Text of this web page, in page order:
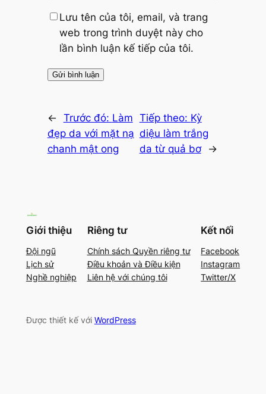
Lưu tên của tôi, email, và trang
web trong trình duyệt này cho
lần bình luận kế tiếp của tôi.
← Trước đó: Làm
đẹp da với mặt nạ
chanh mật ong
Tiếp theo: Kỳ
diệu làm trắng
da từ quả bơ
→
Giới thiệu
Đội ngũ
Lịch sử
Nghề nghiệp
Riêng tư
Chính sách Quyền riêng tư
Điều khoản và Điều kiện
Liên hệ với chúng tôi
Kết nối
Facebook
Instagram
Twitter/X
Được thiết kế với WordPress